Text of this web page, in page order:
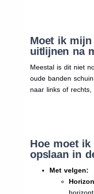
Moet ik
uitlijnen na
Meestal is dit niet
oude banden
naar links of rechts,
Hoe moet
opslaan in
Met velgen: